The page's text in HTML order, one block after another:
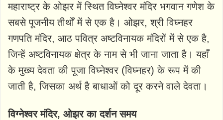
महाराष्ट्र के ओझर में स्थित विघ्नेश्वर मंदिर भगवान गणेश के
सबसे पूजनीय तीर्थों में से एक है। ओझर, श्री विघ्नहर
गणपति मंदिर, आठ पवित्र अष्टविनायक मंदिरों में से एक है,
जिन्हें अष्टविनायक क्षेत्र के नाम से भी जाना जाता है। यहाँ
के मुख्य देवता की पूजा विघ्नेश्वर (विघ्नहर) के रूप में की
जाती है, जिसका अर्थ है बाधाओं को दूर करने वाले देवता।
विग्नेश्वर मंदिर, ओझर का दर्शन समय